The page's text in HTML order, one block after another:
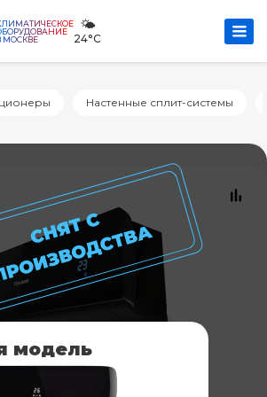
МОСКВЕ
🌤️
24°C
Настенные сплит-системы
модель